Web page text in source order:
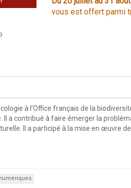
vous est offert parmi
à l’Office français de la
a contribué à faire émerger la
Il a participé à la mise en œuvre